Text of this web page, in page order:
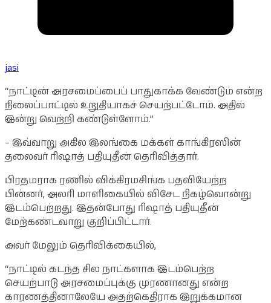
jasi
“நாட்டின் அரசமைப்பைப் பாதுகாக்க வேண்டும் என்ற
நிலைப்பாட்டில் உறுதியாகச் செயற்பட்டோம். அதில்
இன்று வெற்றி கண்டுள்ளோம்.”
– இவ்வாறு அகில இலங்கை மக்கள் காங்கிரஸின்
தலைவர் ரிஷாத் பதியுதீன் தெரிவித்தார்.
பிரதமராக ரணில் விக்கிரமசிங்க பதவியேற்ற
பின்னர், அலரி மாளிகையில் விசேட நிகழ்வொன்று
இடம்பெற்றது. இதன்போது ரிஷாத் பதியுதீன்
மேற்கண்டவாறு குறிப்பிட்டார்.
அவர் மேலும் தெரிவிக்கையில்,
“நாட்டில் கடந்த சில நாட்களாக இடம்பெற்ற
செயற்பாடு அரசமைப்புக்கு முரணானது என்ற
காரணத்தினாலேயே அதற்கெதிராக இறுக்கமான